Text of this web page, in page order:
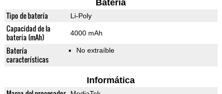
Batería
Tipo de batería Li-Poly
Capacidad de la
batería (mAh)
4000 mAh
Batería
características
No extraíble
Informática